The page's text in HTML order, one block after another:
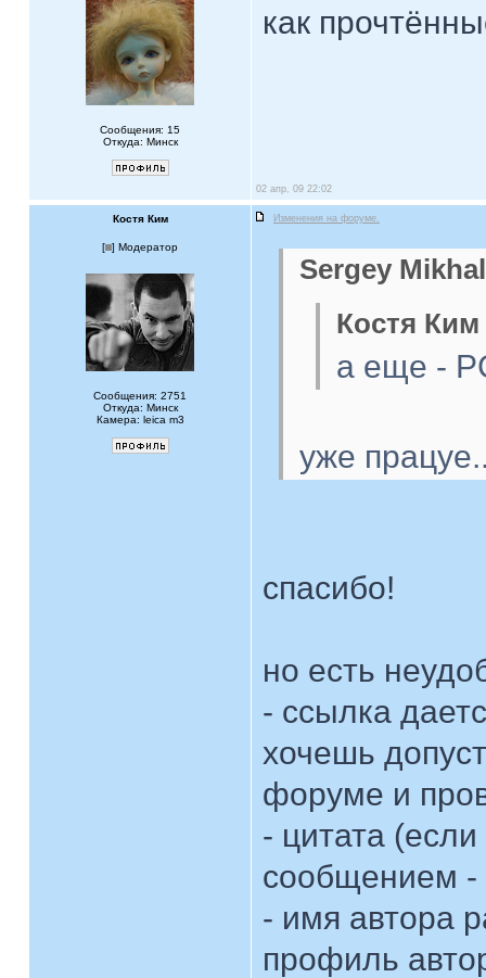
Сообщения: 15
Откуда: Минск
как
02 апр, 09 22:02
Костя Ким Изменения на форуме.
[ ] Модератор
Сообщения: 2751
Откуда: Минск
Камера: leica m3
Sergey
Костя
а еще -
уже
спасибо!
но есть
- ссылка
хочешь
форуме и
- цитата
сообщением -
- имя автора
профиль